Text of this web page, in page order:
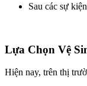
Sau các sự
Lựa Chọn Vệ
Hiện nay, trên thị